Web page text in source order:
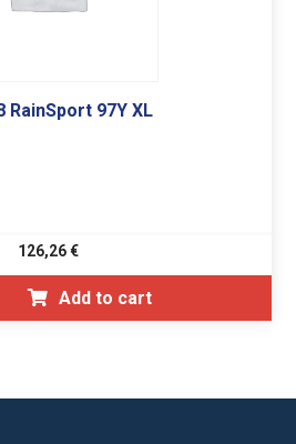
RainSport 97Y XL
126,26€
Add to cart